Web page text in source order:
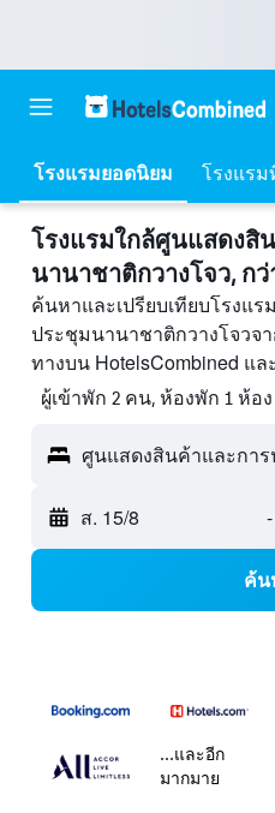
โรงแรมยอดนิยม โรงแร
โรงแรมใกล้ศูนแสดงสิ
นานาชาติกวางโจว, กว่
ค้นหาและเปรียบเทียบโรงแ
ประชุมนานาชาติกวางโจวจ
ทางบน HotelsCombined แล
ผู้เข้าพัก 2 คน, ห้องพัก 1 ห้อง
ส. 15/8 -
ค้น
...และอีก
มากมาย